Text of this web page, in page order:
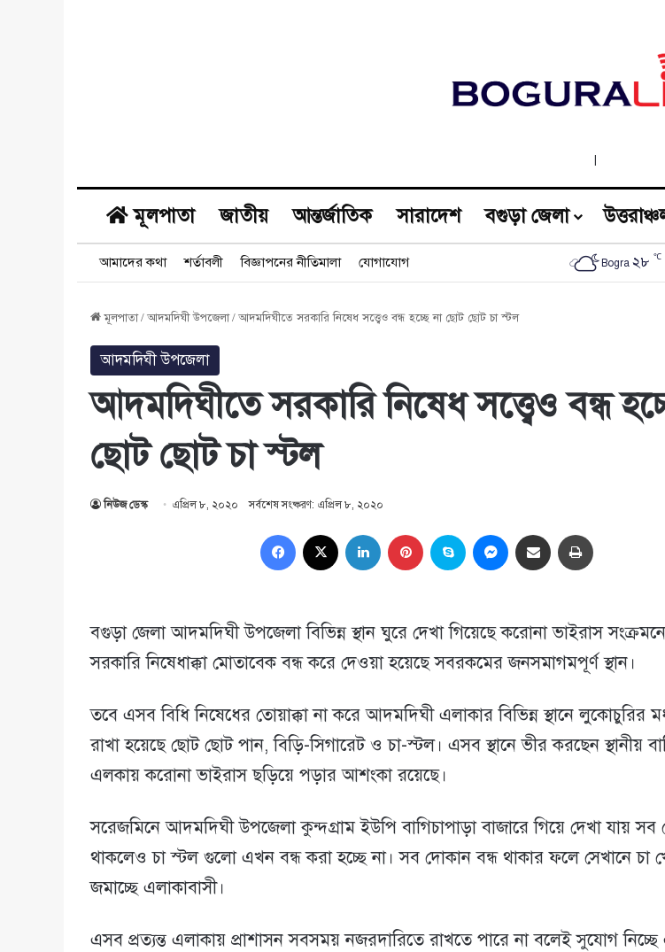
|
মূলপাতা জাতীয় আন্তর্জাতিক সারাদেশ বগুড়া জেলা
আমাদের কথা শর্তাবলী বিজ্ঞাপনের নীতিমালা যোগাযোগ Bogra ২৮ ℃
মূলপাতা/আদমদিঘী উপজেলা/আদমদিঘীতে সরকারি নিষেধ সত্ত্বেও বন্ধ হচ্ছে না ছোট ছোট চা স্টল
আদমদিঘী উপজেলা
আদমদিঘীতে সরকারি নিষেধ সত্ত্বেও বন্ধ
ছোট ছোট চা স্টল
নিউজ ডেস্ক এপ্রিল ৮, ২০২০ সর্বশেষ সংষ্করণ: এপ্রিল ৮, ২০২০
Facebook LinkedIn Pinterest Skype MessengerShare via Email
বগুড়া জেলা আদমদিঘী উপজেলা বিভিন্ন স্থান ঘুরে দেখা গিয়েছে করোনা ভাইরাস
সরকারি নিষেধাক্কা মোতাবেক বন্ধ করে দেওয়া হয়েছে সবরকমের জনসমাগমপূর্ণ স্থান।
তবে এসব বিধি নিষেধের তোয়াক্কা না করে আদমদিঘী এলাকার বিভিন্ন স্থানে লুকোচুরির
রাখা হয়েছে ছোট ছোট পান, বিড়ি-সিগারেট ও চা-স্টল। এসব স্থানে ভীর করছেন স্থানীয়
এলকায় করোনা ভাইরাস ছড়িয়ে পড়ার আশংকা রয়েছে।
সরেজমিনে আদমদিঘী উপজেলা কুন্দগ্রাম ইউপি বাগিচাপাড়া বাজারে গিয়ে দেখা যায় সব
থাকলেও চা স্টল গুলো এখন বন্ধ করা হচ্ছে না। সব দোকান বন্ধ থাকার ফলে সেখানে চা
জমাচ্ছে এলাকাবাসী।
এসব প্রত্যন্ত এলাকায় প্রাশাসন সবসময় নজরদারিতে রাখতে পারে না বলেই সুযোগ